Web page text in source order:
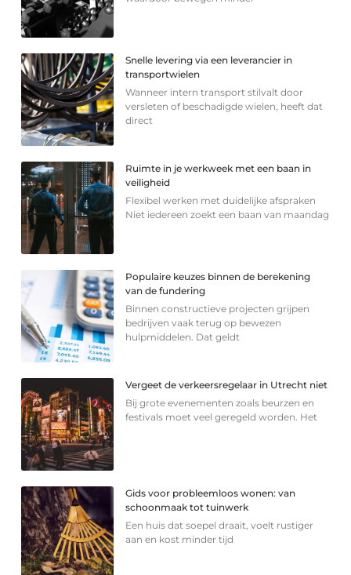
Snelle levering via een leverancier in
transportwielen
Wanneer intern transport stilvalt door
versleten of beschadigde wielen, heeft dat
direct
Ruimte in je werkweek met een baan in
veiligheid
Flexibel werken met duidelijke afspraken
Niet iedereen zoekt een baan van maandag
Populaire keuzes binnen de berekening
van de fundering
Binnen constructieve projecten grijpen
bedrijven vaak terug op bewezen
hulpmiddelen. Dat geldt
Vergeet de verkeersregelaar in Utrecht niet
Bij grote evenementen zoals beurzen en
festivals moet veel geregeld worden. Het
Gids voor probleemloos wonen: van
schoonmaak tot tuinwerk
Een huis dat soepel draait, voelt rustiger
aan en kost minder tijd